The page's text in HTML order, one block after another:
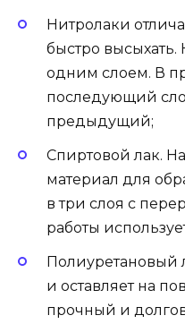
Нитролаки
быстро
одним слоем. В
последующий
предыдущий;
Спиртовой лак.
материал для
в три слоя с
работы
Полиуретановый
и оставляет на
прочный и